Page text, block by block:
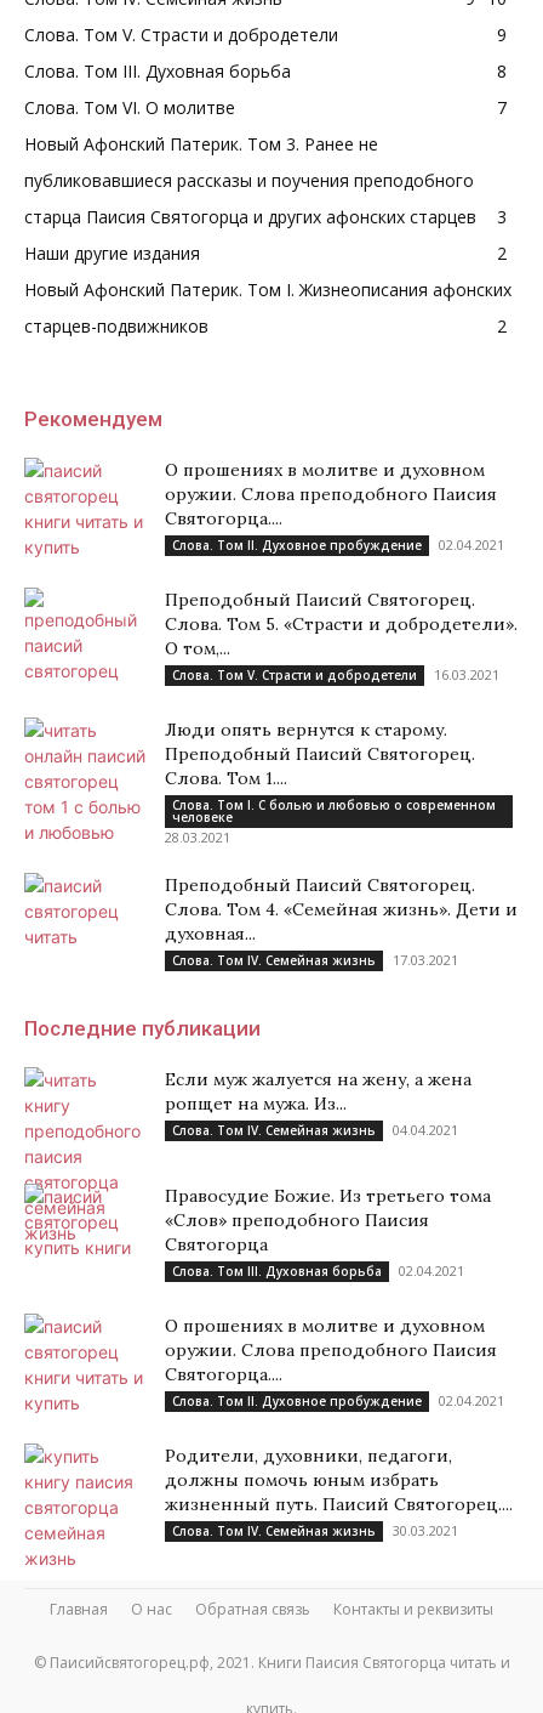
Слова. Том V. Страсти и добродетели
9
Слова. Том III. Духовная борьба
8
Слова. Том VI. О молитве
7
Новый Афонский Патерик. Том 3. Ранее не
публиковавшиеся рассказы и поучения преподобного
старца Паисия Святогорца и других афонских старцев
3
Наши другие издания
2
Новый Афонский Патерик. Том I. Жизнеописания афонских
старцев-подвижников
2
Рекомендуем
О прошениях в молитве и духовном
оружии. Слова преподобного Паисия
Святогорца....
Слова. Том II. Духовное пробуждение 02.04.2021
Преподобный Паисий Святогорец.
Слова. Том 5. «Страсти и добродетели».
О том,...
Слова. Том V. Страсти и добродетели 16.03.2021
Люди опять вернутся к старому.
Преподобный Паисий Святогорец.
Слова. Том 1....
Слова. Том I. С болью и любовью о современном
человеке
28.03.2021
Преподобный Паисий Святогорец.
Слова. Том 4. «Семейная жизнь». Дети и
духовная...
Слова. Том IV. Семейная жизнь 17.03.2021
Последние публикации
Если муж жалуется на жену, а жена
ропщет на мужа. Из...
Слова. Том IV. Семейная жизнь 04.04.2021
Правосудие Божие. Из третьего тома
«Слов» преподобного Паисия
Святогорца
Слова. Том III. Духовная борьба 02.04.2021
О прошениях в молитве и духовном
оружии. Слова преподобного Паисия
Святогорца....
Слова. Том II. Духовное пробуждение 02.04.2021
Родители, духовники, педагоги,
должны помочь юным избрать
жизненный путь. Паисий Святогорец....
Слова. Том IV. Семейная жизнь 30.03.2021
Главная О нас Обратная связь Контакты и реквизиты
© Паисийсвятогорец.рф, 2021. Книги Паисия Святогорца читать и
купить.